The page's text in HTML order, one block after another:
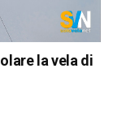
la vela di